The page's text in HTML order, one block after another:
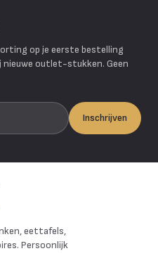
op je eerste bestelling
nieuwe outlet-stukken. Geen
Inschrijven
eettafels,
Persoonlijk